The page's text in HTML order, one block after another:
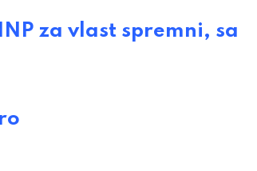
za vlast spremni, sa